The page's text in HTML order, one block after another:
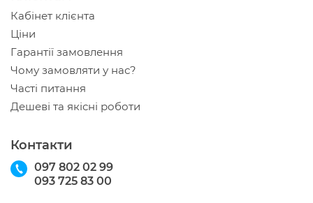
Кабінет клієнта
Ціни
Гарантії замовлення
Чому замовляти у нас?
Часті питання
Дешеві та якісні роботи
Контакти
097 802 02 99
093 725 83 00